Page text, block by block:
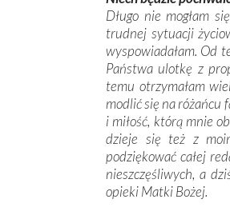
Długo nie mogłam
trudnej sytuacji
wyspowiadałam. Od
Państwa ulotkę z
temu otrzymałam
modlić się na różańcu
i miłość, którą mnie
dzieje się też z
podziękować całej
nieszczęśliwych, a
opieki Matki Bożej.